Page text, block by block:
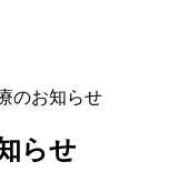
のお知らせ
らせ